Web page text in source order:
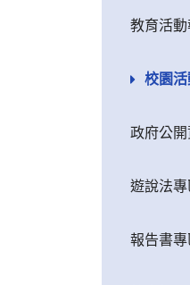
教育活
校園
政府公
遊說法專
報告書專